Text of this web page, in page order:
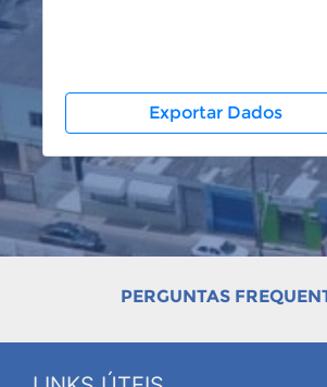
Exportar Dados
PERGUNTAS